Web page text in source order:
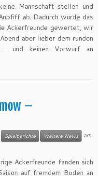
Mannschaft stellen und
ab. Dadurch wurde das
Ackerfreunde gewertet, wir
aber lieber dem runden
… und keinen Vorwurf an
–
Spielberichte Weitere News
am
Ackerfreunde fanden sich
auf fremdem Boden an